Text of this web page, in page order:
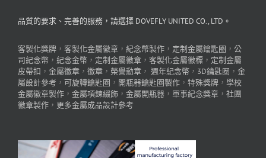
品質的要求、完善的服務，請選擇 DOVEFLY UNITED CO., LTD。
客製化獎牌 ， 客製化金屬徽章 ， 紀念幣製作 ， 定制金屬鑰匙圈 ， 公
司紀念幣 ， 紀念金幣 ， 定制金屬徽章 ， 客製化金屬徽標 ， 定制金屬
皮帶扣 ， 金屬徽章 ， 徽章 ， 榮譽勳章 ， 週年紀念幣 ， 3D鑰匙圈 ， 金
屬設計參考 ， 可旋轉鑰匙圈 ， 開瓶器鑰匙圈製作 ， 特殊獎牌 ， 學校
金屬徽章製作 ， 金屬項鍊綴飾 ， 金屬開瓶器 ， 軍事紀念獎章 ， 社團
徽章製作 ， 更多金屬成品設計參考